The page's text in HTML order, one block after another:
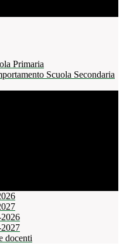
Primaria
Scuola Secondaria
docenti